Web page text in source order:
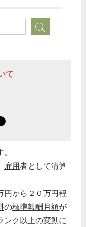
て
雇用者として清算
円から２０万円程
の標準報酬月額が
ンク以上の変動に